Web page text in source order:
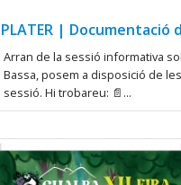
PLATER | Documentació
Arran de la sessió informativa
Bassa, posem a disposició de
sessió. Hi trobareu: 📄...